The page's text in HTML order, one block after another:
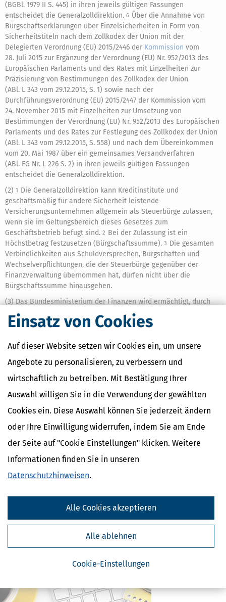
Einsatz von Cookies
Auf dieser Website setzen wir Cookies ein, um unsere
Angebote zu personalisieren, zu verbessern und
wirtschaftlich zu betreiben. Mit Bestätigung Ihrer
Auswahl willigen Sie in die Verwendung der gewählten
Cookies ein. Diese Auswahl können Sie jederzeit ändern
oder Ihre Einwilligung widerrufen, indem Sie am Ende
der Seite auf "Cookie Einstellungen" klicken. Weitere
Informationen finden Sie in unseren
Datenschutzhinweisen.
Cookie-Einstellungen
Alle ablehnen
Alle Cookies akzeptieren
(BGBl. 1979 II S. 445) in ihren jeweils gültigen Fassungen
entscheidet die Generalzolldirektion. 6 Über die Annahme von
Bürgschaftserklärungen über Einzelsicherheiten in Form von
Sicherheitstiteln nach dem Zollkodex der Union mit der
Delegierten Verordnung (EU) 2015/2446 der Kommission vom
28. Juli 2015 zur Ergänzung der Verordnung (EU) Nr. 952/2013 des
Europäischen Parlaments und des Rates mit Einzelheiten zur
Präzisierung von Bestimmungen des Zollkodex der Union
(ABl. L 343 vom 29.12.2015, S. 1) sowie nach der
Durchführungsverordnung (EU) 2015/2447 der Kommission vom
24. November 2015 mit Einzelheiten zur Umsetzung von
Bestimmungen der Verordnung (EU) Nr. 952/2013 des Europäischen
Parlaments und des Rates zur Festlegung des Zollkodex der Union
(ABl. L 343 vom 29.12.2015, S. 558) und nach dem Übereinkommen
vom 20. Mai 1987 über ein gemeinsames Versandverfahren
(ABl. EG Nr. L 226 S. 2) in ihren jeweils gültigen Fassungen
entscheidet die Generalzolldirektion.
(2) 1
Die Generalzolldirektion kann Kreditinstitute und
geschäftsmäßig für andere Sicherheit leistende
Versicherungsunternehmen allgemein als Steuerbürge zulassen,
wenn sie im Geltungsbereich dieses Gesetzes zum
Geschäftsbetrieb befugt sind. 2 Bei der Zulassung ist ein
Höchstbetrag festzusetzen (Bürgschaftssumme). 3 Die gesamten
Verbindlichkeiten aus Schuldversprechen, Bürgschaften und
Wechselverpflichtungen, die der Steuerbürge gegenüber der
Finanzverwaltung übernommen hat, dürfen nicht über die
Bürgschaftssumme hinausgehen.
(3) Das Bundesministerium der Finanzen wird ermächtigt, durch
Rechtsverordnung mit Zustimmung des Bundesrates die
Befugnisse nach Absatz 1 Satz 6 und Absatz 2 auf ein Hauptzollamt
Ähnliche Themen
Selbstständigkeit
Erben, Vererben & Schenken
Verwandte Lexikon-Begriffe
Kapitalertragsteuer Freibetrag -
Definition und Erklärung
Kapitalertragsteuer - Definition und
Kommission